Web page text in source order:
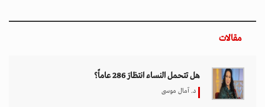
مقالات
هل تتحمل النساء انتظارَ 286 عاماً؟
د. آمال موسى